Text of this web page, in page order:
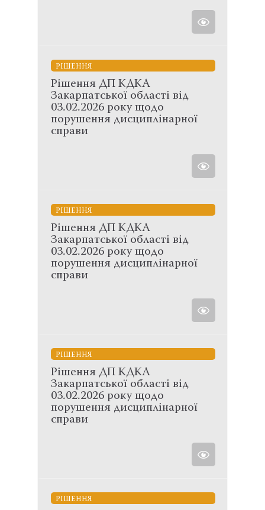
РІШЕННЯ
Рішення ДП КДКА
Закарпатської області від
03.02.2026 року щодо
порушення дисциплінарної
справи
РІШЕННЯ
Рішення ДП КДКА
Закарпатської області від
03.02.2026 року щодо
порушення дисциплінарної
справи
РІШЕННЯ
Рішення ДП КДКА
Закарпатської області від
03.02.2026 року щодо
порушення дисциплінарної
справи
РІШЕННЯ